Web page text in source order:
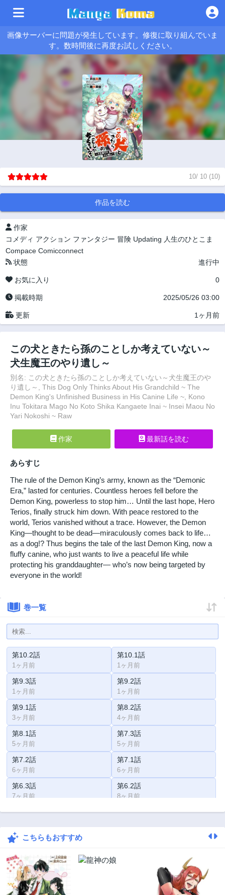
画像サーバーに問題が発生しています。修復に取り組んでいま
す。数時間後に再度お試しください。
10/ 10 (10)
作品を読む
作家
コメディ アクション ファンタジー 冒険 Updating 人生のひとこま
Compace Comicconnect
状態
進行中
お気に入り 0
掲載時期 2025/05/26 03:00
更新 1ヶ月前
この犬ときたら孫のことしか考えていない～
犬生魔王のやり遺し～
別名: この犬ときたら孫のことしか考えていない～犬生魔王のや
り遺し～, This Dog Only Thinks About His Grandchild ~ The
Demon King's Unfinished Business in His Canine Life ~, Kono
Inu Tokitara Mago No Koto Shika Kangaete Inai ~ Insei Maou No
Yari Nokoshi ~ Raw
作家 最新話を読む
あらすじ
The rule of the Demon King’s army, known as the “Demonic
Era,” lasted for centuries. Countless heroes fell before the
Demon King, powerless to stop him… Until the last hope, Hero
Terios, finally struck him down. With peace restored to the
world, Terios vanished without a trace. However, the Demon
King—thought to be dead—miraculously comes back to life…
as a dog!? Thus begins the tale of the last Demon King, now a
fluffy canine, who just wants to live a peaceful life while
protecting his granddaughter— who’s now being targeted by
everyone in the world!
巻一覧
第10.2話
1ヶ月前
第10.1話
1ヶ月前
第9.3話
1ヶ月前
第9.2話
1ヶ月前
第9.1話
3ヶ月前
第8.2話
4ヶ月前
第8.1話
5ヶ月前
第7.3話
5ヶ月前
第7.2話
6ヶ月前
第7.1話
6ヶ月前
第6.3話
7ヶ月前
第6.2話
8ヶ月前
第6.1話 第5.3話
第5.2話
第4.2話
1ヶ月前
第3.2話
こちらもおすすめ